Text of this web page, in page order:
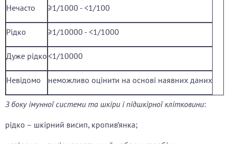
Нечасто ≥1/1000 - <1/100
Рідко ≥1/10000 - <1/1000
Дуже рідко<1/10000
Невідомо неможливо оцінити на основі наявних даних
З боку імунної системи та шкіри і підшкірної клітковини:
рідко – шкірний висип, кропив’янка;